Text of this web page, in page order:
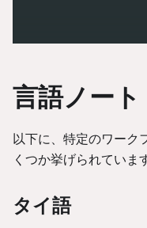
言語ノート
以下に、特定のワーク
くつか挙げられていま
タイ語